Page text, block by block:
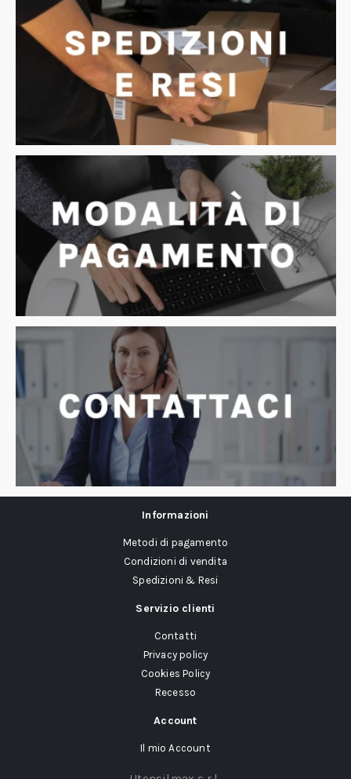
Informazioni
Metodi di pagamento
Condizioni di vendita
Spedizioni & Resi
Servizio clienti
Contatti
Privacy policy
Cookies Policy
Recesso
Account
Il mio Account